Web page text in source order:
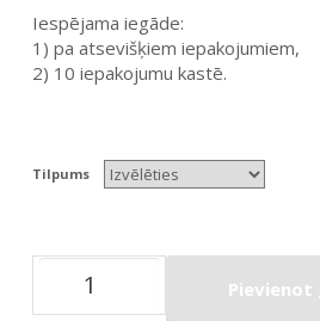
Iespējama iegāde:
1) pa atsevišķiem iepakojumiem,
2) 10 iepakojumu kastē.
Tilpums
Pievienot